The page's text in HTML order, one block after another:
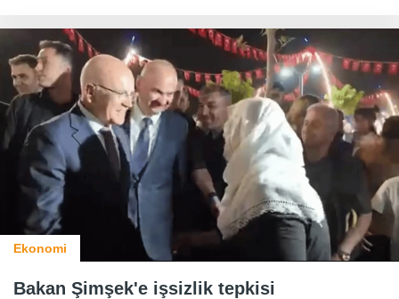
Ekonomi
Bakan Şimşek'e işsizlik tepkisi